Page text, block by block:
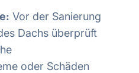
Vor der Sanierung
Dachs überprüft
oder Schäden